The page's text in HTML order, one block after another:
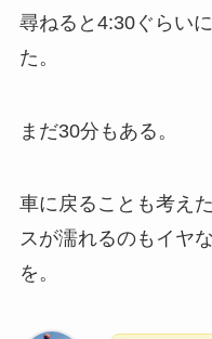
尋ねると4:30ぐらい
た。
まだ30分もある。
車に戻ることも考え
スが濡れるのもイヤ
を。